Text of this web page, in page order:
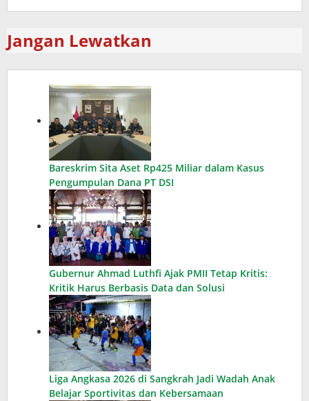
Jangan Lewatkan
Bareskrim Sita Aset Rp425 Miliar dalam Kasus
Pengumpulan Dana PT DSI
Gubernur Ahmad Luthfi Ajak PMII Tetap Kritis:
Kritik Harus Berbasis Data dan Solusi
Liga Angkasa 2026 di Sangkrah Jadi Wadah Anak
Belajar Sportivitas dan Kebersamaan